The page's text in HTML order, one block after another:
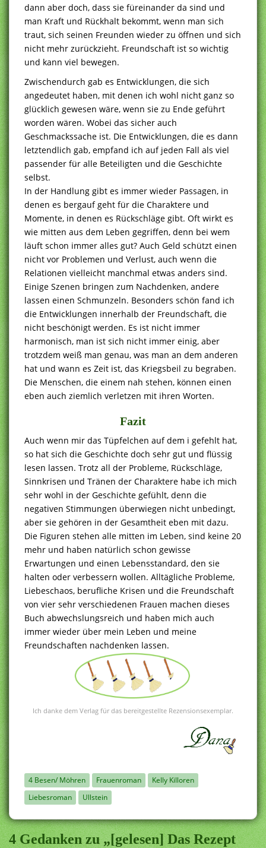
dann aber doch, dass sie füreinander da sind und
man Kraft und Rückhalt bekommt, wenn man sich
traut, sich seinen Freunden wieder zu öffnen und sich
nicht mehr zurückzieht. Freundschaft ist so wichtig
und kann viel bewegen.
Zwischendurch gab es Entwicklungen, die sich
angedeutet haben, mit denen ich wohl nicht ganz so
glücklich gewesen wäre, wenn sie zu Ende geführt
worden wären. Wobei das sicher auch
Geschmackssache ist. Die Entwicklungen, die es dann
letztendlich gab, empfand ich auf jeden Fall als viel
passender für alle Beteiligten und die Geschichte
selbst.
In der Handlung gibt es immer wieder Passagen, in
denen es bergauf geht für die Charaktere und
Momente, in denen es Rückschläge gibt. Oft wirkt es
wie mitten aus dem Leben gegriffen, denn bei wem
läuft schon immer alles gut? Auch Geld schützt einen
nicht vor Problemen und Verlust, auch wenn die
Relationen vielleicht manchmal etwas anders sind.
Einige Szenen bringen zum Nachdenken, andere
lassen einen Schmunzeln. Besonders schön fand ich
die Entwicklungen innerhalb der Freundschaft, die
nicht beschönigt werden. Es ist nicht immer
harmonisch, man ist sich nicht immer einig, aber
trotzdem weiß man genau, was man an dem anderen
hat und wann es Zeit ist, das Kriegsbeil zu begraben.
Die Menschen, die einem nah stehen, können einen
eben auch ziemlich verletzen mit ihren Worten.
Fazit
Auch wenn mir das Tüpfelchen auf dem i gefehlt hat,
so hat sich die Geschichte doch sehr gut und flüssig
lesen lassen. Trotz all der Probleme, Rückschläge,
Sinnkrisen und Tränen der Charaktere habe ich mich
sehr wohl in der Geschichte gefühlt, denn die
negativen Stimmungen überwiegen nicht unbedingt,
aber sie gehören in der Gesamtheit eben mit dazu.
Die Figuren stehen alle mitten im Leben, sind keine 20
mehr und haben natürlich schon gewisse
Erwartungen und einen Lebensstandard, den sie
halten oder verbessern wollen. Alltägliche Probleme,
Liebeschaos, berufliche Krisen und die Freundschaft
von vier sehr verschiedenen Frauen machen dieses
Buch abwechslungsreich und haben mich auch
immer wieder über mein Leben und meine
Freundschaften nachdenken lassen.
Ich danke dem Verlag für das bereitgestellte Rezensionsexemplar.
4 Besen/ Möhren Frauenroman
Kelly Killoren
Liebesroman
Ullstein
4 Gedanken zu „[gelesen] Das Rezept